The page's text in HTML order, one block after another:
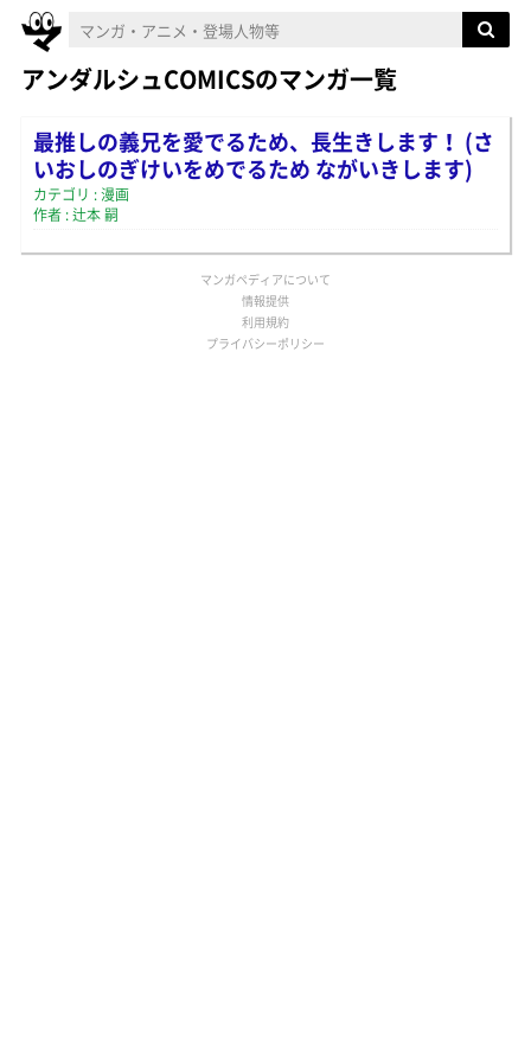
アンダルシュCOMICSのマンガ一覧
最推しの義兄を愛でるため、長生きします！ (さ
いおしのぎけいをめでるため ながいきします)
カテゴリ : 漫画
作者 : 辻本 嗣
マンガペディアについて
情報提供
利用規約
プライバシーポリシー